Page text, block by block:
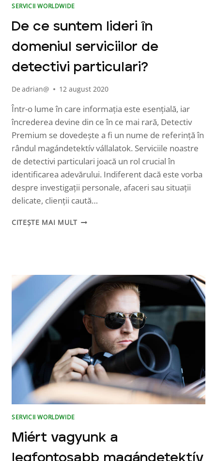
SERVICII WORLDWIDE
De ce suntem lideri în
domeniul serviciilor de
detectivi particulari?
De adrian@ 12 august 2020
Într-o lume în care informația este esențială, iar
încrederea devine din ce în ce mai rară, Detectiv
Premium se dovedește a fi un nume de referință în
rândul magándetektív vállalatok. Serviciile noastre
de detectivi particulari joacă un rol crucial în
identificarea adevărului. Indiferent dacă este vorba
despre investigații personale, afaceri sau situații
delicate, clienții caută…
CITEȘTE MAI MULTDE
SERVICIILOR
DE
DETECTIVI
PARTICULARI?
SERVICII WORLDWIDE
Miért vagyunk a
legfontosabb magándetektív